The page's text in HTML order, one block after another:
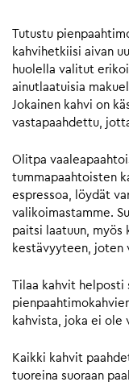
Tutustu
kahvihetkiisi aivan
huolella valitut
ainutlaatuisia
Jokainen kahvi on
vastapaahdettu,
Olitpa
tummapaahtoisten
espressoa, löydät
valikoimastamme.
paitsi laatuun, myös
kestävyyteen, joten
Tilaa kahvit
kahvista, joka ei ole
Kaikki kahvit
tuoreina suoraan